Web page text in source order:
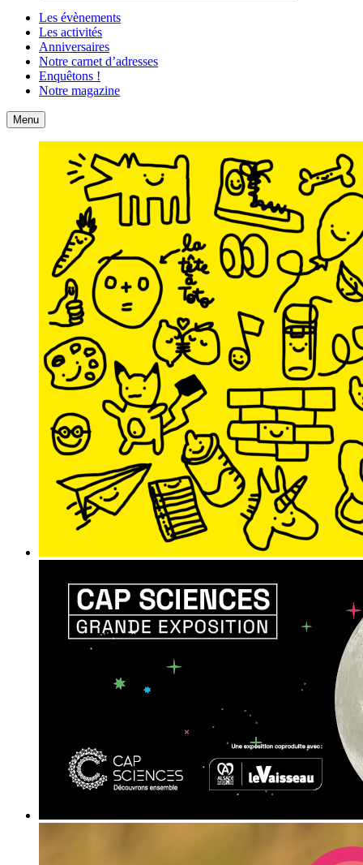
Les évènements
Les activités
Anniversaires
Notre carnet d’adresses
Enquêtons !
Notre magazine
Accueil
Menu Contact